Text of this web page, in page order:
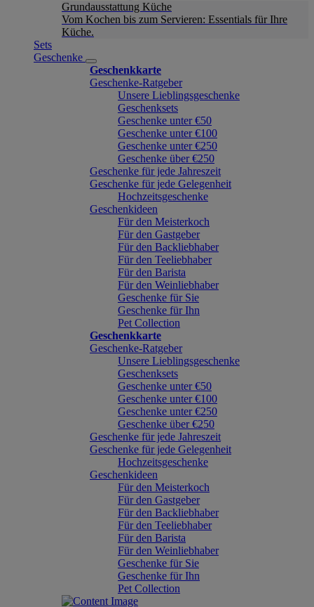
Grundausstattung Küche
Vom Kochen bis zum Servieren: Essentials für Ihre
Küche.
Sets
Geschenke
Geschenkkarte
Geschenke-Ratgeber
Unsere Lieblingsgeschenke
Geschenksets
Geschenke unter €50
Geschenke unter €100
Geschenke unter €250
Geschenke über €250
Geschenke für jede Jahreszeit
Geschenke für jede Gelegenheit
Hochzeitsgeschenke
Geschenkideen
Für den Meisterkoch
Für den Gastgeber
Für den Backliebhaber
Für den Teeliebhaber
Für den Barista
Für den Weinliebhaber
Geschenke für Sie
Geschenke für Ihn
Pet Collection
Geschenkkarte
Geschenke-Ratgeber
Unsere Lieblingsgeschenke
Geschenksets
Geschenke unter €50
Geschenke unter €100
Geschenke unter €250
Geschenke über €250
Geschenke für jede Jahreszeit
Geschenke für jede Gelegenheit
Hochzeitsgeschenke
Geschenkideen
Für den Meisterkoch
Für den Gastgeber
Für den Backliebhaber
Für den Teeliebhaber
Für den Barista
Für den Weinliebhaber
Geschenke für Sie
Geschenke für Ihn
Pet Collection